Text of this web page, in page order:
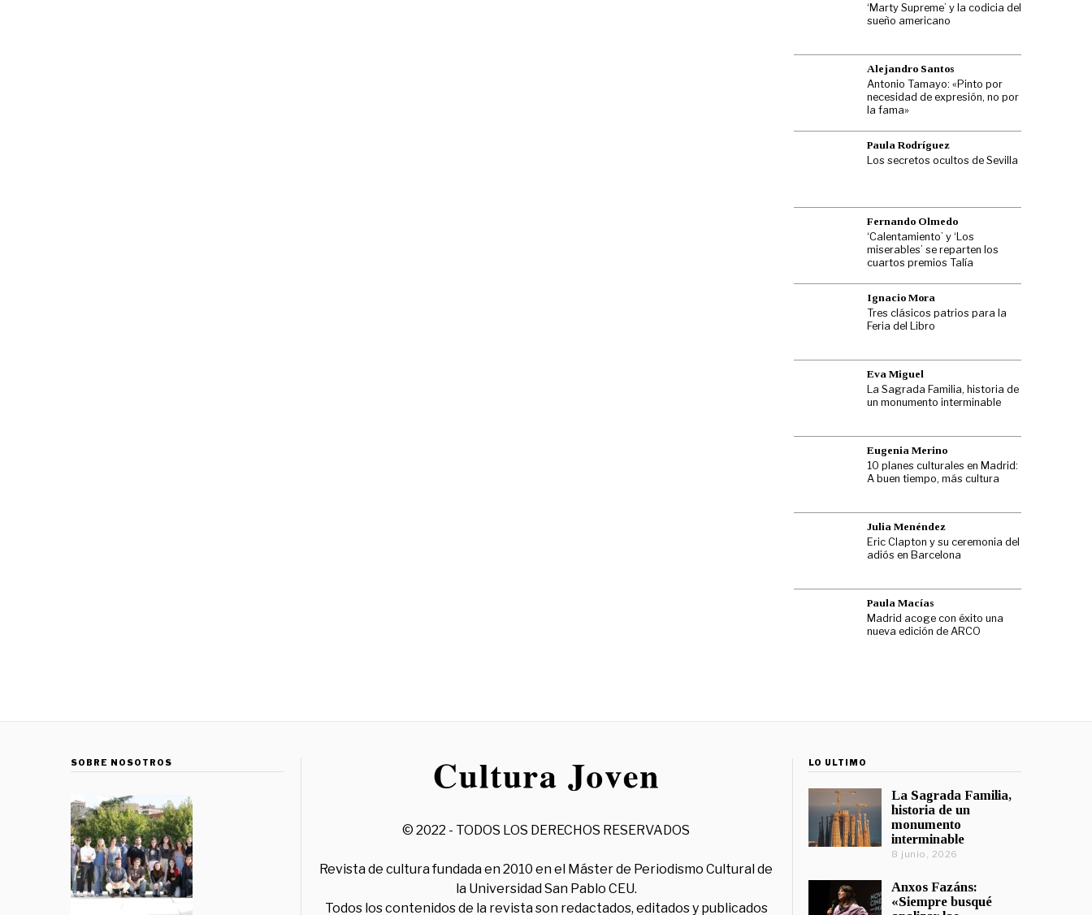
‘Marty Supreme’ y la codicia del
sueño americano
Alejandro Santos
Antonio Tamayo: «Pinto por
necesidad de expresión, no por
la fama»
Paula Rodríguez
Los secretos ocultos de Sevilla
Fernando Olmedo
‘Calentamiento’ y ‘Los
miserables’ se reparten los
cuartos premios Talía
Ignacio Mora
Tres clásicos patrios para la
Feria del Libro
Eva Miguel
La Sagrada Familia, historia de
un monumento interminable
Eugenia Merino
10 planes culturales en Madrid:
A buen tiempo, más cultura
Julia Menéndez
Eric Clapton y su ceremonia del
adiós en Barcelona
Paula Macías
Madrid acoge con éxito una
nueva edición de ARCO
SOBRE NOSOTROS
© 2022 - TODOS LOS DERECHOS RESERVADOS
Revista de cultura fundada en 2010 en el Máster de Periodismo Cultural de
la Universidad San Pablo CEU.
Todos los contenidos de la revista son redactados, editados y publicados
LO ÚLTIMO
La Sagrada Familia,
historia de un
monumento
interminable
8 junio, 2026
Anxos Fazáns:
«Siempre busqué